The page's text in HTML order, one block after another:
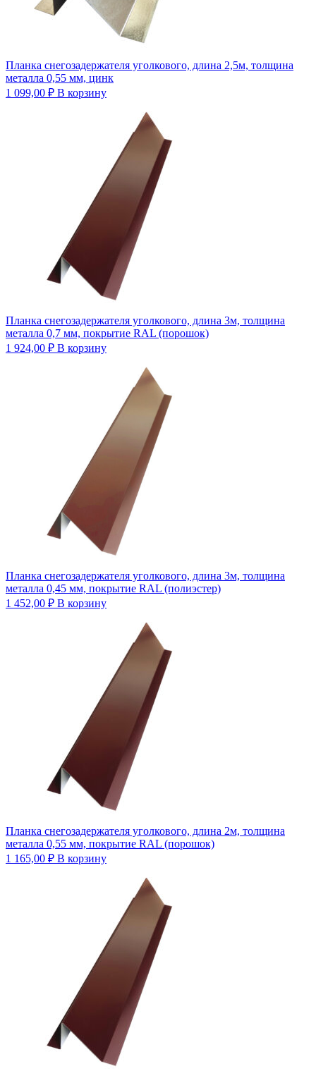
Планка снегозадержателя уголкового, длина 2,5м, толщина
металла 0,55 мм, цинк
1 099,00 ₽ В корзину
Планка снегозадержателя уголкового, длина 3м, толщина
металла 0,7 мм, покрытие RAL (порошок)
1 924,00 ₽ В корзину
Планка снегозадержателя уголкового, длина 3м, толщина
металла 0,45 мм, покрытие RAL (полиэстер)
1 452,00 ₽ В корзину
Планка снегозадержателя уголкового, длина 2м, толщина
металла 0,55 мм, покрытие RAL (порошок)
1 165,00 ₽ В корзину